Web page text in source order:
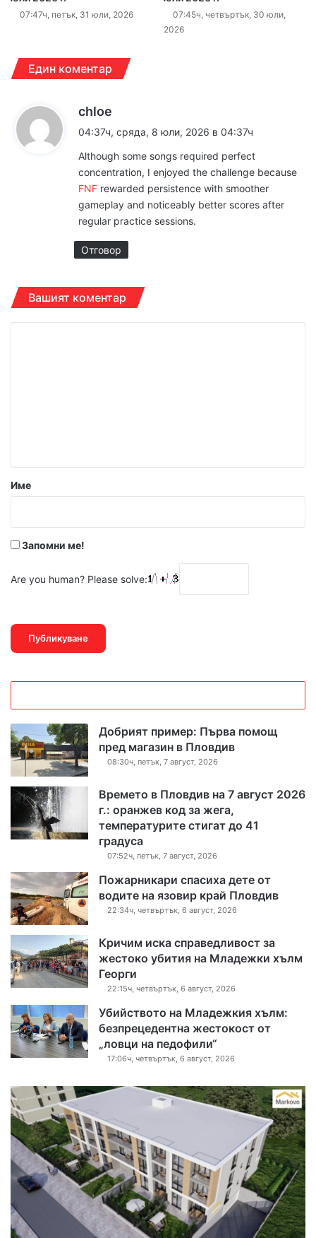
07:47ч, петък, 31 юли, 2026
07:45ч, четвъртък, 30 юли,
2026
Един коментар
chloe
а
:
04:37ч, сряда, 8 юли, 2026 в 04:37ч
Although some songs required perfect
concentration, I enjoyed the challenge because
FNF rewarded persistence with smoother
gameplay and noticeably better scores after
regular practice sessions.
Отговор
Вашият коментар
р
Име
Запомни ме!
Are you human? Please solve:
Добрият пример: Първа помощ
пред магазин в Пловдив
08:30ч, петък, 7 август, 2026
Времето в Пловдив на 7 август 2026
г.: оранжев код за жега,
температурите стигат до 41
градуса
07:52ч, петък, 7 август, 2026
Пожарникари спасиха дете от
водите на язовир край Пловдив
22:34ч, четвъртък, 6 август, 2026
Кричим иска справедливост за
жестоко убития на Младежки хълм
Георги
22:15ч, четвъртък, 6 август, 2026
Убийството на Младежкия хълм:
безпрецедентна жестокост от
„ловци на педофили“
17:06ч, четвъртък, 6 август, 2026